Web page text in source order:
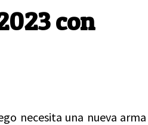
con
necesita una nueva arma